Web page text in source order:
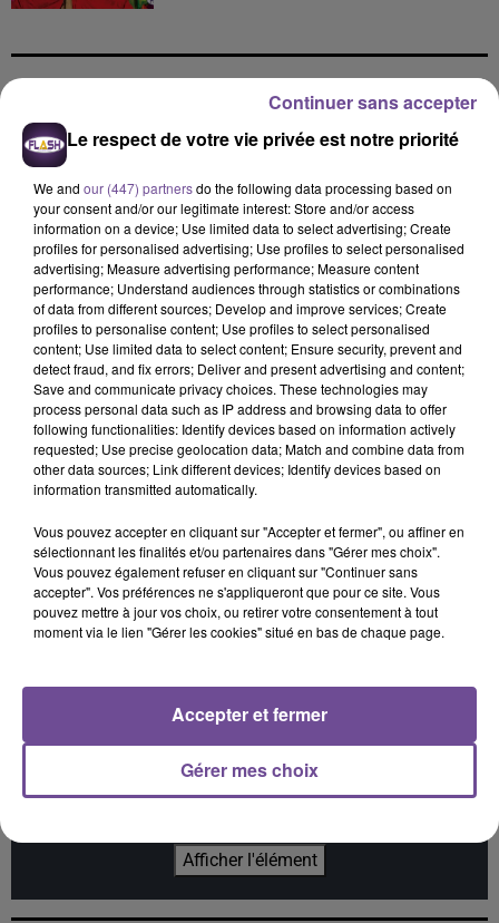
DERNIERS TITRES
7h18
7h18
Mentissa
Mamma Mia
7h14
7h14
SHAKIRA FEAT. BURNA
BOY
Dai Dai
7h09
7h09
COLDPLAY
We Pray
7h04
7h04
ORIA
Soirée Mondaine
6h57
6h57
ED SHEERAN
Camera
6h54
6h54
LADY GAGA
Paparazzi
Cet élément est masqué compte-tenu du refus du
souhaitez l'afficher, merci de nous donner votre accord
Afficher l'élément
Le respect de votre vie privée est notre priorité
We and our (447) partnersdo the following data processing based on
your consent and/or our legitimate interest: Store and/or access
information on a device; Use limited data to select advertising; Create
profiles for personalised advertising; Use profiles to select personalised
advertising; Measure advertising performance; Measure content
performance; Understand audiences through statistics or combinations
of data from different sources; Develop and improve services; Create
profiles to personalise content; Use profiles to select personalised
content; Use limited data to select content; Ensure security, prevent and
detect fraud, and fix errors; Deliver and present advertising and content;
Save and communicate privacy choices. These technologies may
process personal data such as IP address and browsing data to offer
following functionalities: Identify devices based on information actively
requested; Use precise geolocation data; Match and combine data from
other data sources; Link different devices; Identify devices based on
information transmitted automatically.
Vous pouvez accepter en cliquant sur "Accepter et fermer", ou affiner en
sélectionnant les finalités et/ou partenaires dans "Gérer mes choix".
Vous pouvez également refuser en cliquant sur "Continuer sans
accepter". Vos préférences ne s'appliqueront que pour ce site. Vous
pouvez mettre à jour vos choix, ou retirer votre consentement à tout
moment via le lien "Gérer les cookies" situé en bas de chaque page.
Gérer mes choix
Accepter et fermer
Continuer sans accepter